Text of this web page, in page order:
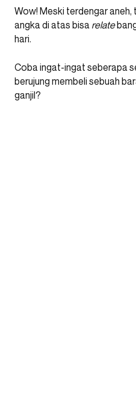
Wow! Meski terdengar
angka di atas bisa relate
hari.
Coba ingat-ingat seberapa
berujung membeli sebuah
ganjil?